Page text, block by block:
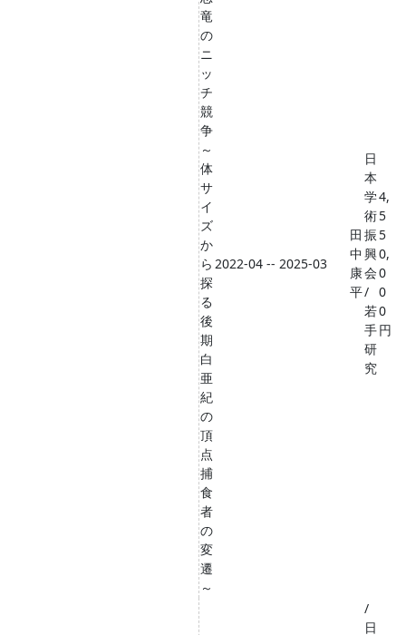
竜
の
ニ
ッ
チ
競
争
～
体
サ
イ
ズ
か
ら
探
る
後
期
白
亜
紀
の
頂
点
捕
食
者
の
変
遷
～
2022-04 -- 2025-03
田
中
康
平
日
本
学
術
振
興
会
/
若
手
研
究
4,
5
5
0,
0
0
0
円
/
日